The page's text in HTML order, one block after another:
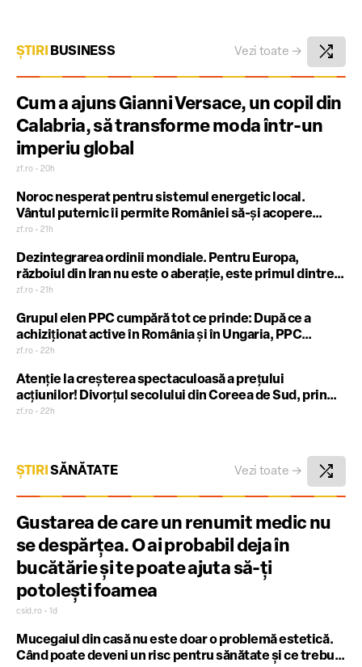
ȘTIRI BUSINESS Vezi toate → shuffle
Cum a ajuns Gianni Versace, un copil din
Calabria, să transforme moda într-un
imperiu global
zf.ro • 20h
Noroc nesperat pentru sistemul energetic local.
Vântul puternic îi permite României să-şi acopere
consumul pe vârf şi chiar să exporte energie eoliană în
oxigen pentru un sistem în corzi din cauza secetei
zf.ro • 21h
Dezintegrarea ordinii mondiale. Pentru Europa,
războiul din Iran nu este o aberaţie, este primul dintre
multe teste
zf.ro • 21h
Grupul elen PPC cumpără tot ce prinde: După ce a
achiziţionat active în România şi în Ungaria, PPC
cumpără o companie germană din energie, care are
zf.ro • 22h
Atenţie la creşterea spectaculoasă a preţului
acţiunilor! Divorţul secolului din Coreea de Sud, prin
care soţia unui magnat a primit 644 mil. dolari, are la
producător de chip-uri din lume
zf.ro • 22h
ȘTIRI SĂNĂTATE Vezi toate → shuffle
Gustarea de care un renumit medic nu
se despărțea. O ai probabil deja în
bucătărie și te poate ajuta să-ți
potolești foamea
csid.ro • 1d
Mucegaiul din casă nu este doar o problemă estetică.
Când poate deveni un risc pentru sănătate și ce trebuie